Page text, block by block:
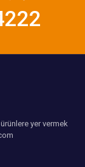
yer vermek